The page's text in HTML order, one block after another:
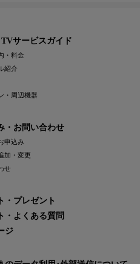
サービスガイド
・料金
紹介
・周辺機器
・お問い合わせ
申込み
加・変更
せ
・プレゼント
・よくある質問
ジ